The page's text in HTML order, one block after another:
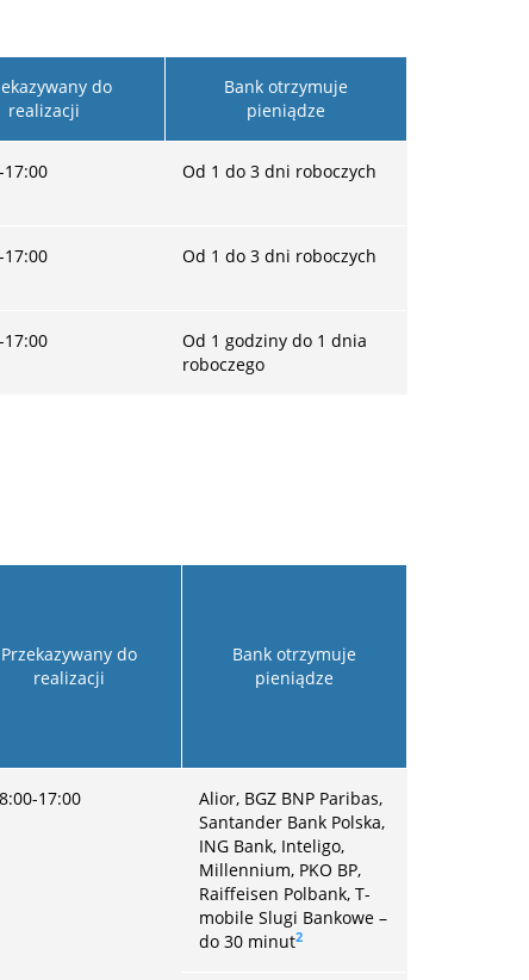
do
realizacji
Bank otrzymuje
pieniądze
17:00 Od 1 do 3 dni roboczych
17:00 Od 1 do 3 dni roboczych
17:00
Od 1 godziny do 1 dnia
roboczego
Przekazywany do
realizacji
Bank otrzymuje
pieniądze
17:00
Alior, BGZ BNP Paribas,
Santander Bank Polska,
ING Bank, Inteligo,
Millennium, PKO BP,
Raiffeisen Polbank, T-
mobile Slugi Bankowe –
do 30 minut2